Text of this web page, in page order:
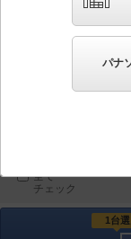
275件
生産終了品を
全て
チェック
1台
パナ